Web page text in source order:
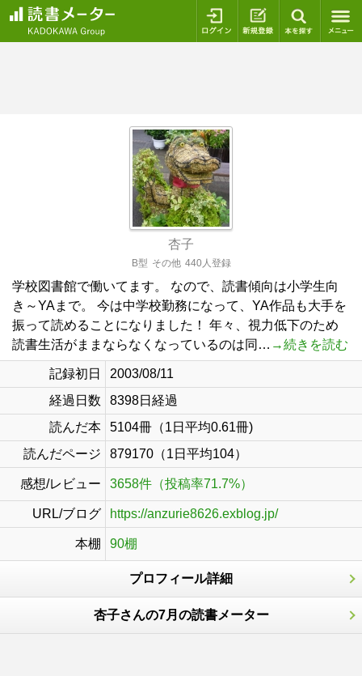
ログイン 新規登録
杏子
B型 その他 440人登録
学校図書館で働いてます。 なので、読書傾向は小学生向
き～YAまで。 今は中学校勤務になって、YA作品も大手を
振って読めることになりました！ 年々、視力低下のため
読書生活がままならなくなっているのは同… →続きを読む
記録初日
2003/08/11
経過日数
8398日経過
読んだ本
5104冊（1日平均0.61冊)
読んだページ
879170（1日平均104）
感想/レビュー 3658件（投稿率71.7%）
URL/ブログ https://anzurie8626.exblog.jp/
本棚 90棚
プロフィール詳細
杏子さんの7月の読書メーター